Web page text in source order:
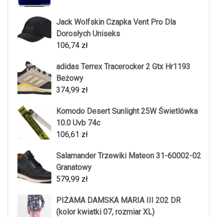
Jack Wolfskin Czapka Vent Pro Dla
Dorosłych Uniseks
106,74 zł
adidas Terrex Tracerocker 2 Gtx Hr1193
Beżowy
374,99 zł
Komodo Desert Sunlight 25W Świetlówka
10.0 Uvb 74c
106,61 zł
Salamander Trzewiki Mateon 31-60002-02
Granatowy
579,99 zł
PIŻAMA DAMSKA MARIA III 202 DR
(kolor kwiatki 07, rozmiar XL)